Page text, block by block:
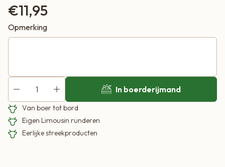
€11,95
Opmerking
In boerderijmand
Van boer tot bord
Eigen Limousin runderen
Eerlijke streekproducten